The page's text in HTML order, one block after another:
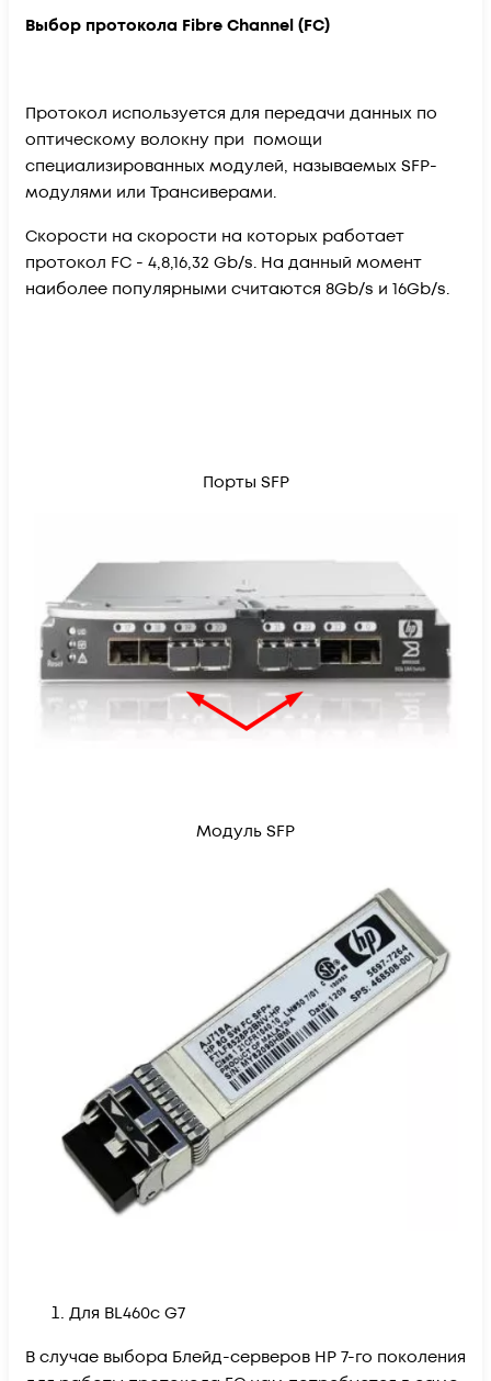
Выбор протокола Fibre Channel (FC)
Протокол используется для передачи данных по
оптическому волокну при помощи
специализированных модулей, называемых SFP-
модулями или Трансиверами.
Скорости на скорости на которых работает
протокол FC - 4,8,16,32 Gb/s. На данный момент
наиболее популярными считаются 8Gb/s и 16Gb/s.
Порты SFP
Модуль SFP
Для BL460c G7
В случае выбора Блейд-серверов HP 7-го поколения